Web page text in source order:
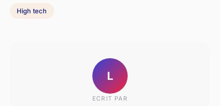
High tech
L
ECRIT PAR